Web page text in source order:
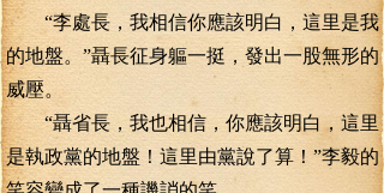
“李處長，我相信你應該明白，這里是我
的地盤。”聶長征身軀一挺，發出一股無形的
威壓。
“聶省長，我也相信，你應該明白，這里
是執政黨的地盤！這里由黨說了算！”李毅的